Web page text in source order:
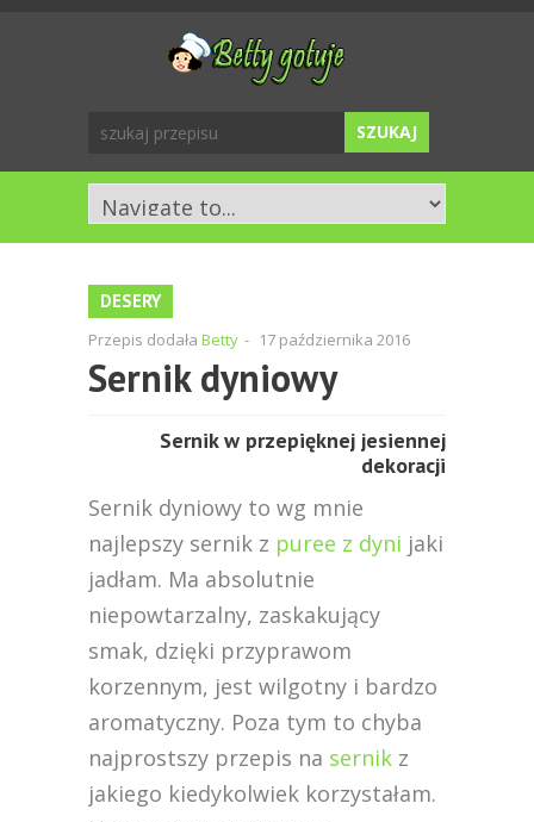
DESERY
Przepis dodała Betty - 17 października 2016
Sernik dyniowy
Sernik w przepięknej jesiennej
dekoracji
Sernik dyniowy to wg mnie
najlepszy sernik z puree z dyni jaki
jadłam. Ma absolutnie
niepowtarzalny, zaskakujący
smak, dzięki przyprawom
korzennym, jest wilgotny i bardzo
aromatyczny. Poza tym to chyba
najprostszy przepis na sernik z
jakiego kiedykolwiek korzystałam.